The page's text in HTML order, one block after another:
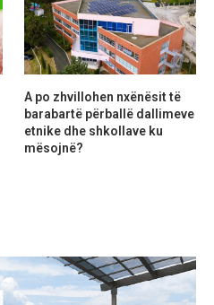
A po zhvillohen nxënësit të
barabartë përballë dallimeve
etnike dhe shkollave ku
mësojnë?